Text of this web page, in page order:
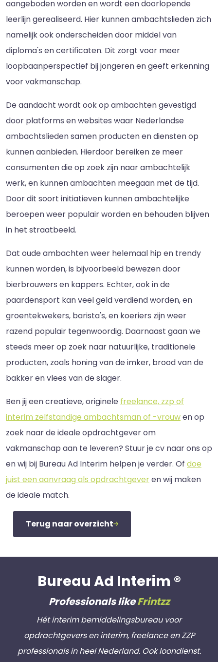
aangeboden worden en wordt een doorlopende
leerlijn gerealiseerd. Hier kunnen ambachtslieden zich
namelijk ook onderscheiden door middel van
diploma's en certificaten. Dit zorgt voor meer
loopbaanperspectief bij jongeren en geeft erkenning
voor vakmanschap.
De aandacht wordt ook op ambachten gevestigd
door platforms en websites waar Nederlandse
ambachtslieden samen producten en diensten op
kunnen aanbieden. Hierdoor bereiken ze meer
consumenten die op zoek zijn naar ambachtelijk
werk, en kunnen ambachten meegaan met de tijd.
Door dit soort initiatieven kunnen ambachtelijke
beroepen weer populair worden en behouden blijven
in het straatbeeld.
Dat oude ambachten weer helemaal hip en trendy
kunnen worden, is bijvoorbeeld bewezen door
bierbrouwers en kappers. Echter, ook in de
paardensport kan veel geld verdiend worden, en
groentekwekers, barista's, en koeriers zijn weer
razend populair tegenwoordig. Daarnaast gaan we
steeds meer op zoek naar natuurlijke, traditionele
producten, zoals honing van de imker, brood van de
bakker en vlees van de slager.
Ben jij een creatieve, originele freelance, zzp of
interim zelfstandige ambachtsman of -vrouwen op
zoek naar de ideale opdrachtgever om
vakmanschap aan te leveren? Stuur je cv naar ons op
en wij bij Bureau Ad Interim helpen je verder. Of doe
juist een aanvraag als opdrachtgeveren wij maken
de ideale match.
Terug naar overzicht
Bureau Ad Interim ®
Professionals likeFrintzz
Hét interim bemiddelingsbureau voor
opdrachtgevers en interim, freelance en ZZP
professionals in heel Nederland. Ook loondienst.